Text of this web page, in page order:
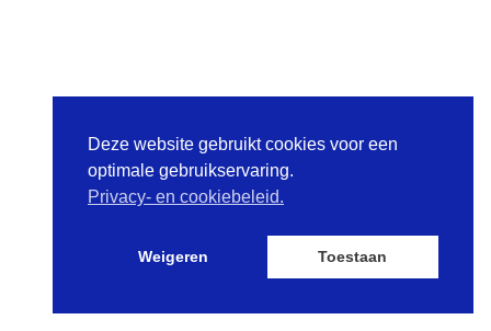
Deze website gebruikt cookies voor een
optimale gebruikservaring.
Privacy- en cookiebeleid.
Weigeren Toestaan